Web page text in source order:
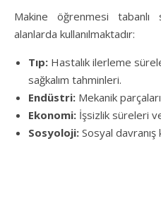
Makine öğrenmesi tabanlı
alanlarda kullanılmaktadır:
Tıp: Hastalık ilerleme
sağkalım tahminleri.
Endüstri: Mekanik
Ekonomi: İşsizlik süreleri
Sosyoloji: Sosyal davranış